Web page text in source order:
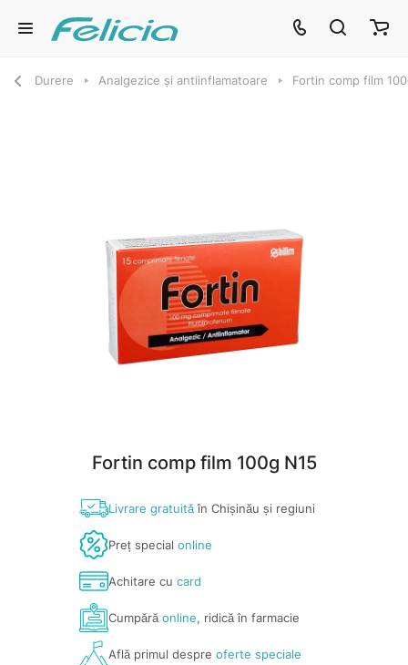
Durere Analgezice și antiinflamatoare Fortin comp film
Fortin comp film 100g N15
Livrare gratuităîn Chișinău și regiuni
Preț special online
Achitare cu card
Cumpărăonline, ridică în farmacie
Află primul despre oferte speciale